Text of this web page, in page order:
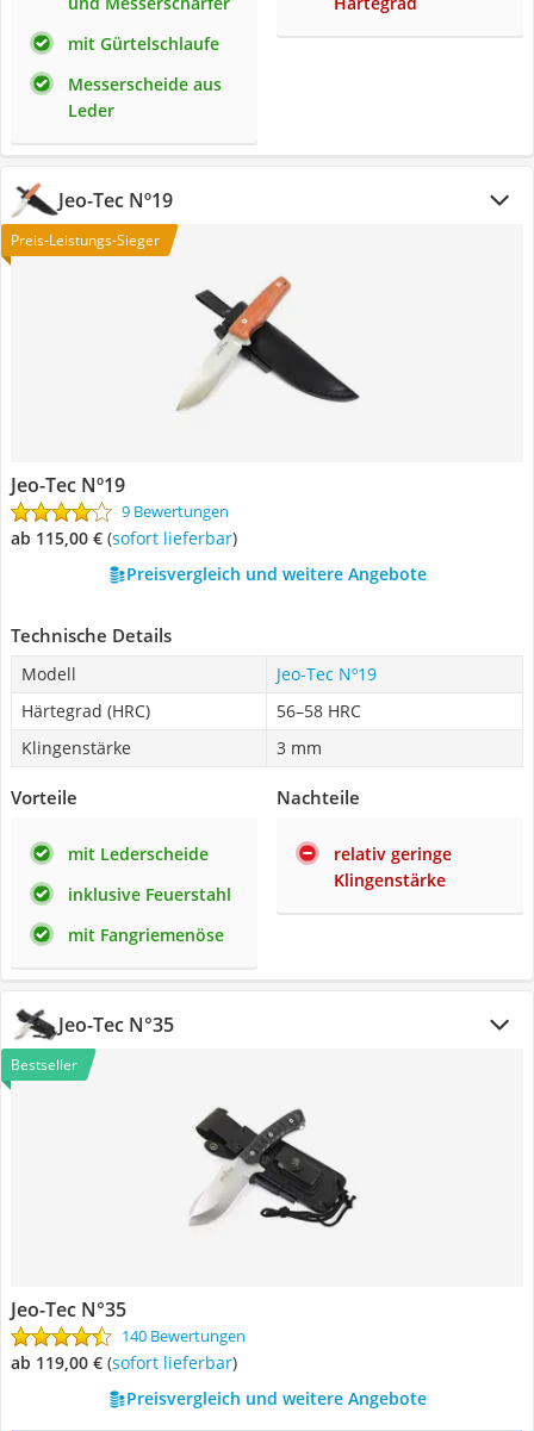
mit Gürtelschlaufe
Messerscheide aus
Leder
Jeo-Tec Nº19
Preis-Leistungs-Sieger
Jeo-Tec Nº19
9 Bewertungen
ab 115,00 € ( Sofort lieferbar)
Preisvergleich und weitere Angebote
Technische Details
Modell
Jeo-Tec Nº19
Härtegrad (HRC)
56–58 HRC
Klingenstärke
3 mm
Vorteile
mit Lederscheide
inklusive Feuerstahl
mit Fangriemenöse
Nachteile
relativ geringe
Klingenstärke
Jeo-Tec N°35
Bestseller
Jeo-Tec N°35
140 Bewertungen
ab 119,00 € ( Sofort lieferbar)
Preisvergleich und weitere Angebote